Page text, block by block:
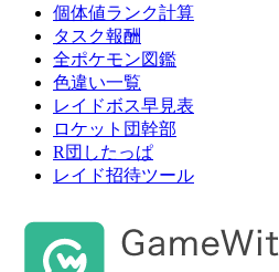
個体値ランク計算
タスク報酬
全ポケモン図鑑
色違い一覧
レイドボス早見表
ロケット団幹部
R団したっぱ
レイド招待ツール